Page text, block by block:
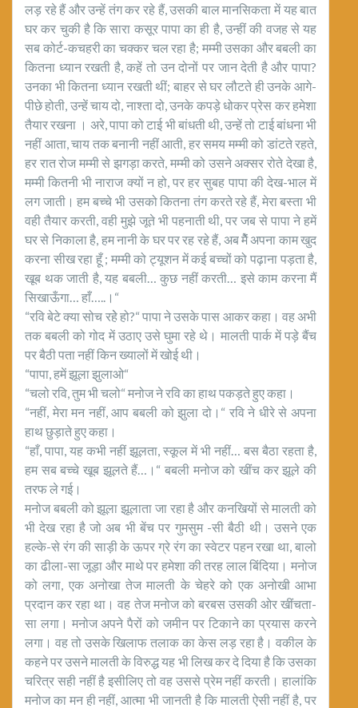
लड़ रहे हैं और उन्हें तंग कर रहे हैं, उसकी बाल मानसिकता में यह बात
घर कर चुकी है कि सारा कसूर पापा का ही है, उन्हीं की वजह से यह
सब कोर्ट-कचहरी का चक्कर चल रहा है; मम्मी उसका और बबली का
कितना ध्यान रखती है, कहें तो उन दोनों पर जान देती है और पापा?
उनका भी कितना ध्यान रखती थीं; बाहर से घर लौटते ही उनके आगे-
पीछे होती, उन्हें चाय दो, नाश्ता दो, उनके कपड़े धोकर प्रेस कर हमेशा
तैयार रखना । अरे, पापा को टाई भी बांधती थी, उन्हें तो टाई बांधना भी
नहीं आता, चाय तक बनानी नहीं आती, हर समय मम्मी को डांटते रहते,
हर रात रोज मम्मी से झगड़ा करते, मम्मी को उसने अक्सर रोते देखा है,
मम्मी कितनी भी नाराज क्यों न हो, पर हर सुबह पापा की देख-भाल में
लग जाती। हम बच्चे भी उसको कितना तंग करते रहे हैं, मेरा बस्ता भी
वही तैयार करती, वही मुझे जूते भी पहनाती थी, पर जब से पापा ने हमें
घर से निकाला है, हम नानी के घर पर रह रहे हैं, अब मैें अपना काम खुद
करना सीख रहा हूँ ; मम्मी को ट्यूशन में कई बच्चों को पढ़ाना पड़ता है,
खूब थक जाती है, यह बबली… कुछ नहीं करती… इसे काम करना मैं
सिखाऊँगा… हाँ…..।“
“रवि बेटे क्या सोच रहेे हो?“ पापा ने उसके पास आकर कहा। वह अभी
तक बबली को गोद में उठाए उसे घुमा रहे थे। मालती पार्क में पड़े बैंच
पर बैठी पता नहीं किन ख्यालों में खोई थी।
“पापा, हमें झूला झुलाओ“
“चलो रवि, तुम भी चलो“ मनोज ने रवि का हाथ पकड़ते हुए कहा।
“नहीं, मेरा मन नहीं, आप बबली को झुला दो।“ रवि ने धीरे से अपना
हाथ छुड़ाते हुए कहा।
“हाँ, पापा, यह कभी नहीं झूलता, स्कूल में भी नहीं… बस बैठा रहता है,
हम सब बच्चे खूब झूलते हैं…।“ बबली मनोज को खींच कर झूले की
तरफ ले गई।
मनोज बबली को झूला झूलाता जा रहा है और कनखियों से मालती को
भी देख रहा है जो अब भी बेंच पर गुमसुम -सी बैठी थी। उसने एक
हल्के-से रंग की साड़ी के ऊपर ग्रे रंग का स्वेटर पहन रखा था, बालो
का ढीला-सा जूड़ा और माथे पर हमेशा की तरह लाल बिंदिया। मनोज
को लगा, एक अनोखा तेज मालती के चेहरे को एक अनोखी आभा
प्रदान कर रहा था। वह तेज मनोज को बरबस उसकी ओर खींचता-
सा लगा। मनोज अपने पैरों को जमीन पर टिकाने का प्रयास करने
लगा। वह तो उसके खिलाफ तलाक का केस लड़ रहा है। वकील के
कहने पर उसने मालती के विरुद्ध यह भी लिख कर दे दिया है कि उसका
चरित्र सही नहीं है इसीलिए तो वह उससे प्रेम नहीं करती। हालांकि
मनोज का मन ही नहीं, आत्मा भी जानती है कि मालती ऐसी नहीं है, पर